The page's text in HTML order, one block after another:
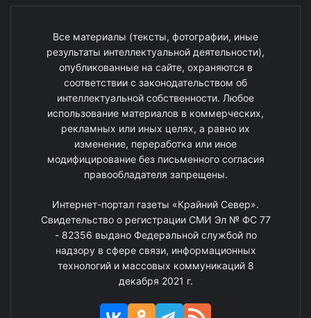
Все материалы (тексты, фотографии, иные
результаты интеллектуальной деятельности),
опубликованные на сайте, охраняются в
соответствии с законодательством об
интеллектуальной собственности. Любое
использование материалов в коммерческих,
рекламных или иных целях, а равно их
изменение, переработка или иное
модифицирование без письменного согласия
правообладателя запрещены.
Интернет-портал газеты «Крайний Север».
Свидетельство о регистрации СМИ Эл № ФС 77
- 82356 выдано Федеральной службой по
надзору в сфере связи, информационных
технологий и массовых коммуникаций 8
декабря 2021 г.